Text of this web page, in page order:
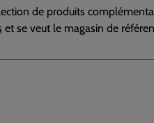
de produits
et se veut le magasin de